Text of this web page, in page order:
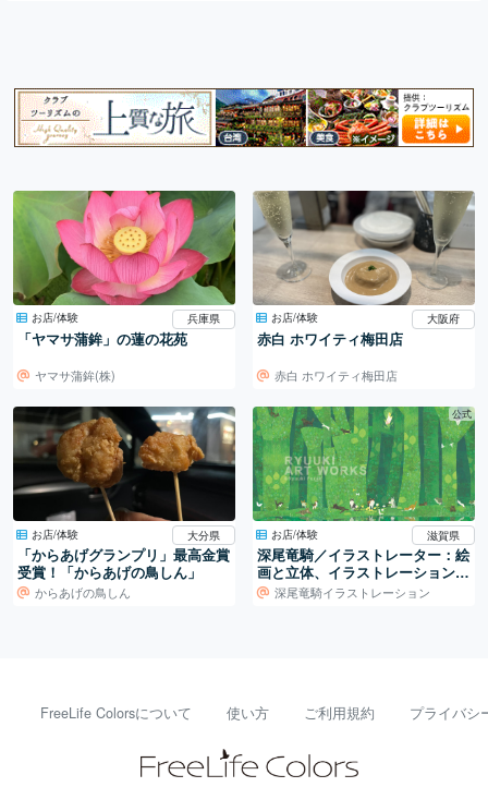
お店/体験 兵庫県
「ヤマサ蒲鉾」の蓮の花苑
ヤマサ蒲鉾(株)
お店/体験 大阪府
赤白 ホワイティ梅田店
赤白 ホワイティ梅田店
お店/体験 大分県
「からあげグランプリ」最高金賞
受賞！「からあげの鳥しん」
からあげの鳥しん
公式
お店/体験 滋賀県
深尾竜騎／イラストレーター：絵
画と立体、イラストレーションの
世界深尾竜騎イラストレーション
FreeLife Colorsについて 使い方 ご利用規約 プライバシ